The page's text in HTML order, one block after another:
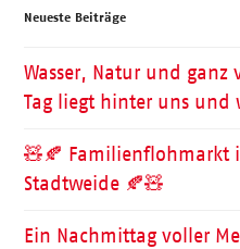
Neueste Beiträge
Wasser, Natur und
Tag liegt hinter uns und
🧸🍂 Familienflohmarkt
Stadtweide 🍂🧸
Ein Nachmittag voller